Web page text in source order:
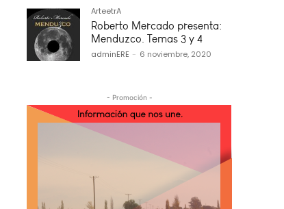
ArteetrA
Roberto Mercado presenta:
Menduzco. Temas 3 y 4
adminERE - 6 noviembre, 2020
- Promoción -